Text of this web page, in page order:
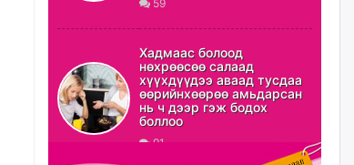
уржигдар
Б.Сэмжидмаа: Зөвшөөрлийн
шинжтэй 103 бүртгэлээс
нийслэлийн бизнес
эрхлэгчдийг чөлөөллөө
уржигдар
59
Хадмаас болоод
нөхрөөсөө салаад
хүүхдүүдээ аваад тусдаа
өөрийнхөөрөө амьдарсан
нь ч дээр гэж бодох
боллоо
91